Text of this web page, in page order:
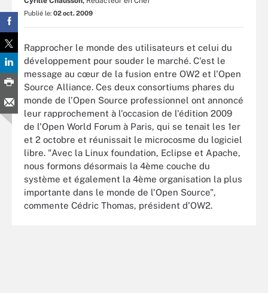
Publié le: 02 oct. 2009
Rapprocher le monde des utilisateurs et celui du
développement pour souder le marché. C'est le
message au cœur de la fusion entre OW2 et l'Open
Source Alliance. Ces deux consortiums phares du
monde de l'Open Source professionnel ont annoncé
leur rapprochement à l'occasion de l'édition 2009
de l'Open World Forum à Paris, qui se tenait les 1er
et 2 octobre et réunissait le microcosme du logiciel
libre. "Avec la Linux foundation, Eclipse et Apache,
nous formons désormais la 4ème couche du
système et également la 4ème organisation la plus
importante dans le monde de l'Open Source",
commente Cédric Thomas, président d'OW2.